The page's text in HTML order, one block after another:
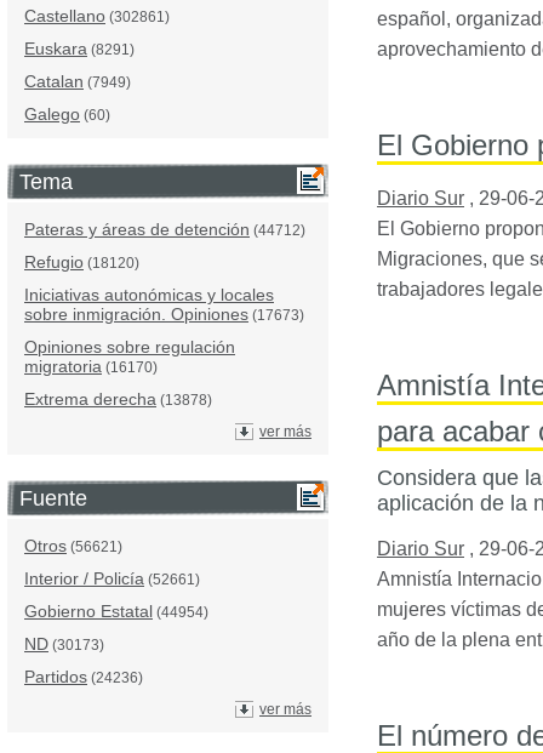
Castellano (302861)
Euskara (8291)
Catalan (7949)
Galego (60)
Tema
Pateras y áreas de detención (44712)
Refugio (18120)
Iniciativas autonómicas y locales
sobre inmigración. Opiniones (17673)
Opiniones sobre regulación
migratoria (16170)
Extrema derecha (13878)
ver más
Fuente
Otros (56621)
Interior / Policía (52661)
Gobierno Estatal (44954)
ND (30173)
Partidos (24236)
ver más
español,
aprovechamiento
El Gobierno
Diario Sur , 29-06-
El Gobierno
Migraciones, que
trabajadores
Amnistía
para acabar
Considera que
aplicación de la
Diario Sur , 29-06-
Amnistía
mujeres víctimas
año de la plena
El número